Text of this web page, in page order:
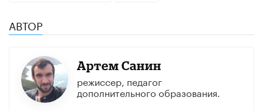
АВТОР
Артем Санин
режиссeр, педагог
дополнительного образования.